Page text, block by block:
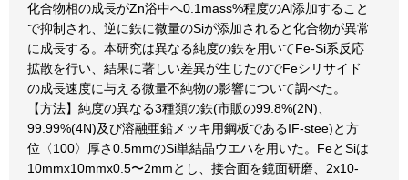
化合物相の成長がZn浴中へ0.1mass%程度のAl添加すること
で抑制され、逆に鉄に微量のSiが添加されると化合物が異常
に成長する。本研究は異なる純度の鉄を用いてFe-Si系反応
拡散を行い、結果に著しい差異が生じたのでFeシリサイド
の成長速度に与える微量不純物の影響について調べた。
【方法】純度の異なる3種類の鉄(市販の99.8%(2N)、
99.99%(4N)及び溶融亜鉛メッキ用鋼板であるIF-stee)と方
位〈100〉厚さ0.5mmのSi単結晶ウエハを用いた。FeとSiは
10mmx10mmx0.5〜2mmとし、接合面を鏡面研磨、2x10-